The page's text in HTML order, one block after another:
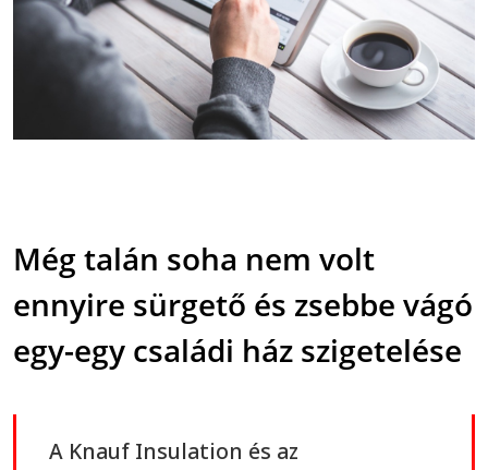
Még talán soha nem volt
ennyire sürgető és zsebbe vágó
egy-egy családi ház szigetelése
A Knauf Insulation és az